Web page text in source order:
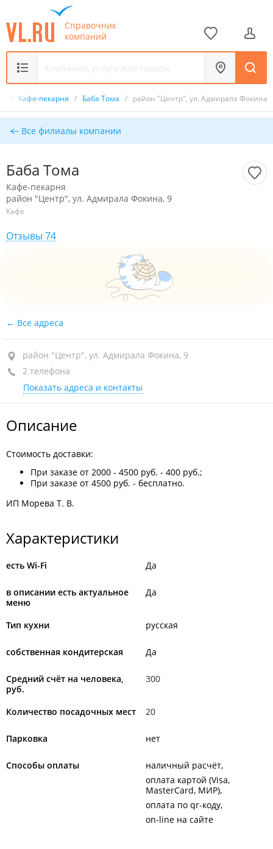
Справочник
компаний
Кафе-пекарня / Баба Тома / район "Центр", ул. Адмирала Фокина,
Все филиалы компании
Баба Тома
Кафе-пекарня
район "Центр", ул. Адмирала Фокина, 9
Кафе
Отзывы 74
Все адреса
район "Центр", ул. Адмирала Фокина, 9
2 телефона
Показать адреса и контакты
Описание
Стоимость доставки:
При заказе от 2000 - 4500 руб. - 400 руб.;
При заказе от 4500 руб. - бесплатно.
ИП Морева Т. В.
Характеристики
есть Wi-Fi Да
в описании есть актуальное
меню
Да
Тип кухни русская
собственная кондитерская Да
Средний счёт на человека,
руб.
300
Количество посадочных мест 20
Парковка нет
Способы оплаты
наличный расчёт
оплата картой (Visa,
MasterCard, МИР)
оплата по qr-коду
on-line на сайте